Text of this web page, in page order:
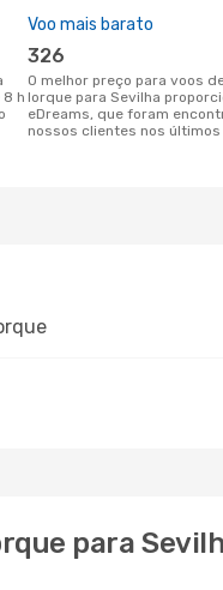
h
Voo mais barato
326
O melhor preço para voos de Nova
Iorque para Sevilha
eDreams, que foram
nossos clientes nos
para